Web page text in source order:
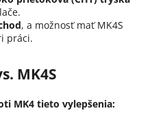
, a možnosť mať MK4S
práci.
MK4S
MK4 tieto vylepšenia: